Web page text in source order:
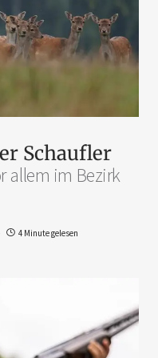
Schaufler
allem im Bezirk
4 Minute gelesen